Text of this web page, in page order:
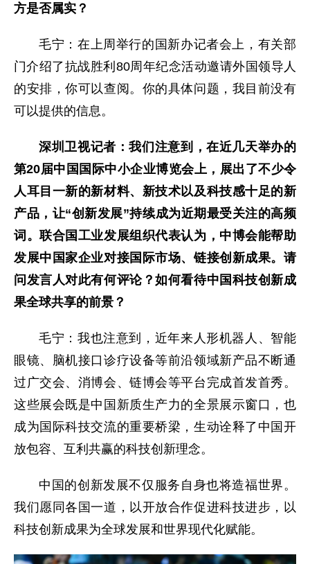
方是否属实？
毛宁：在上周举行的国新办记者会上，有关部
门介绍了抗战胜利80周年纪念活动邀请外国领导人
的安排，你可以查阅。你的具体问题，我目前没有
可以提供的信息。
深圳卫视记者：我们注意到，在近几天举办的
第20届中国国际中小企业博览会上，展出了不少令
人耳目一新的新材料、新技术以及科技感十足的新
产品，让“创新发展”持续成为近期最受关注的高频
词。联合国工业发展组织代表认为，中博会能帮助
发展中国家企业对接国际市场、链接创新成果。请
问发言人对此有何评论？如何看待中国科技创新成
果全球共享的前景？
毛宁：我也注意到，近年来人形机器人、智能
眼镜、脑机接口诊疗设备等前沿领域新产品不断通
过广交会、消博会、链博会等平台完成首发首秀。
这些展会既是中国新质生产力的全景展示窗口，也
成为国际科技交流的重要桥梁，生动诠释了中国开
放包容、互利共赢的科技创新理念。
中国的创新发展不仅服务自身也将造福世界。
我们愿同各国一道，以开放合作促进科技进步，以
科技创新成果为全球发展和世界现代化赋能。